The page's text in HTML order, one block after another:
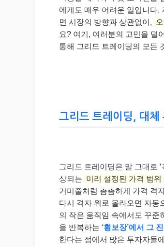
에게도 매우 어려운 일입니다.
면 시장의 방향과 상관없이,
요? 여기, 여러분의 고민을 덜
통해 그리드 트레이딩의 모든
그리드 트레이딩, 대체
그리드 트레이딩은 말 그대로
상되는 미리 설정된 가격 범
거미줄처럼 촘촘하게 가격 격
다시 격자 위로 올라오면 자동
의 작은 움직임 속에서도 꾸준
을 반복하는 ‘횡보장’에서 그
한다는 점에서 많은 투자자들